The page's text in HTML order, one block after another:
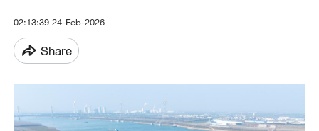
02:13:39 24-Feb-2026
Share